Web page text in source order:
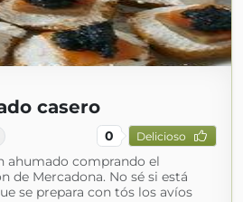
casero
0 Delicioso
ahumado comprando el
de Mercadona. No sé si está
se prepara con tós los avíos